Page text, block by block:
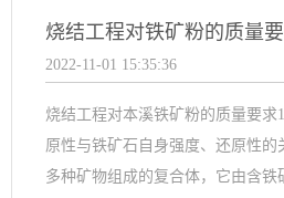
烧结工程对铁矿粉的质量
2022-11-01 15:35:36
烧结工程对本溪铁矿粉的质量要求
原性与铁矿石自身强度、还原性的
多种矿物组成的复合体，它由含